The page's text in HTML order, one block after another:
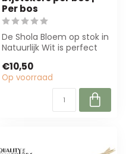
Per bos
De Shola Bloem op stok in
Natuurlijk Wit is perfect
interieur...
€10,50
Op voorraad